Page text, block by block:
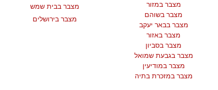
מצבר במזור
מצבר בשוהם
מצבר בבאר יעקב
מצבר באזור
מצבר בסביון
מצבר בגבעת שמואל
מצבר במודיעין
מצבר במזכרת בתיה
מצבר בבית שמש
מצבר בירושלים